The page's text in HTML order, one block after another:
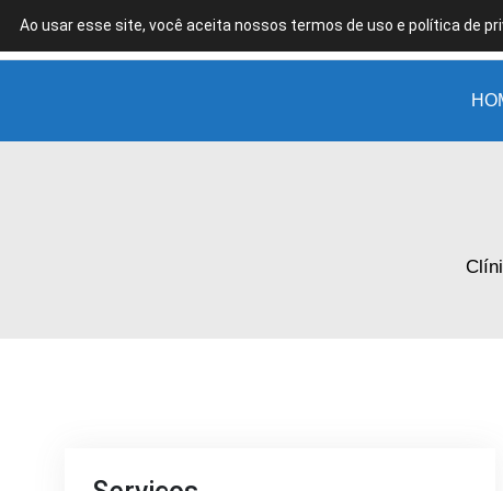
de
Guarulhos
Ao usar esse site, você aceita nossos termos de uso e política de